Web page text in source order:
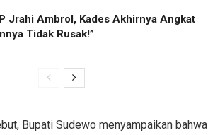
Jrahi Ambrol, Kades Akhirnya Angkat
Tidak Rusak!”
Bupati Sudewo menyampaikan bahwa